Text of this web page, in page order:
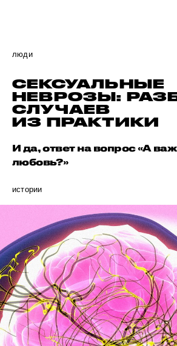
люди
СЕКСУАЛЬНЫЕ
НЕВРОЗЫ:
СЛУЧАЕВ
ИЗ ПРАКТИКИ
И да, ответ на вопрос «А
любовь?»
истории